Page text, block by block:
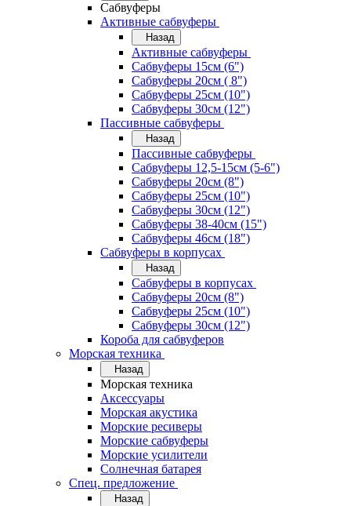
Сабвуферы
Активные сабвуферы
Назад
Активные сабвуферы
Сабвуферы 15см (6")
Сабвуферы 20см ( 8")
Сабвуферы 25см (10")
Сабвуферы 30см (12")
Пассивные сабвуферы
Назад
Пассивные сабвуферы
Сабвуферы 12,5-15см (5-6")
Сабвуферы 20см (8")
Сабвуферы 25см (10")
Сабвуферы 30см (12")
Сабвуферы 38-40см (15")
Сабвуферы 46см (18")
Сабвуферы в корпусах
Назад
Сабвуферы в корпусах
Сабвуферы 20см (8")
Сабвуферы 25см (10")
Сабвуферы 30см (12")
Короба для сабвуферов
Морская техника
Назад
Морская техника
Аксессуары
Морская акустика
Морские ресиверы
Морские сабвуферы
Морские усилители
Солнечная батарея
Спец. предложение
Назад